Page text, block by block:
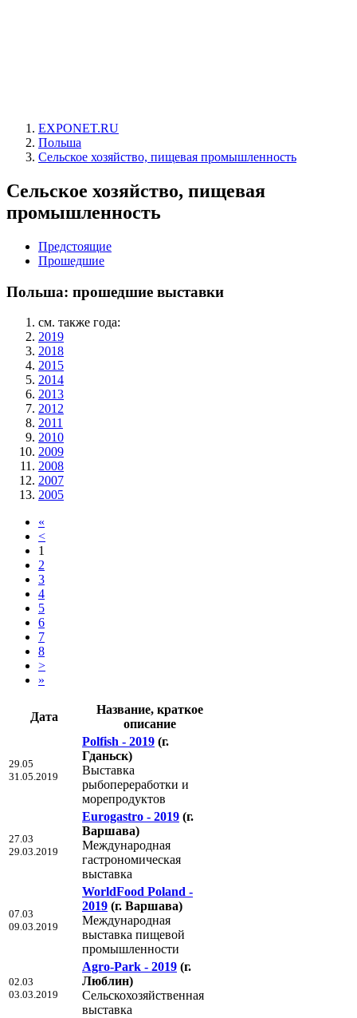
EXPONET.RU
Польша
Сельское хозяйство, пищевая промышленность
Сельское хозяйство, пищевая
промышленность
Предстоящие
Прошедшие
Польша: прошедшие выставки
см. также года:
2019
2018
2015
2014
2013
2012
2011
2010
2009
2008
2007
2005
«
<
1
2
3
4
5
6
7
8
>
»
Дата
Название, краткое
описание
29.05
31.05.2019
Polfish - 2019 (г.
Гданьск)
Выставка
рыбопереработки и
морепродуктов
27.03
29.03.2019
Eurogastro - 2019 (г.
Варшава)
Международная
гастрономическая
выставка
07.03
09.03.2019
WorldFood Poland -
2019 (г. Варшава)
Международная
выставка пищевой
промышленности
02.03
03.03.2019
Agro-Park - 2019 (г.
Люблин)
Сельскохозяйственная
выставка